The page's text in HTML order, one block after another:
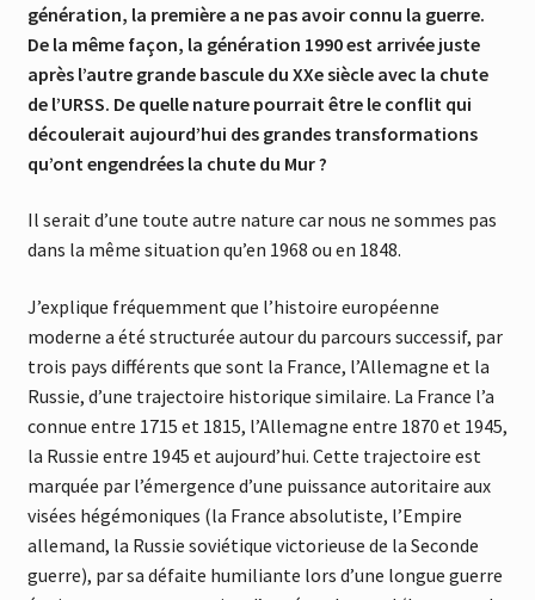
génération, la première a ne pas avoir connu la guerre.
De la même façon, la génération 1990 est arrivée juste
après l’autre grande bascule du XXe siècle avec la chute
de l’URSS. De quelle nature pourrait être le conflit qui
découlerait aujourd’hui des grandes transformations
qu’ont engendrées la chute du Mur ?
Il serait d’une toute autre nature car nous ne sommes pas
dans la même situation qu’en 1968 ou en 1848.
J’explique fréquemment que l’histoire européenne
moderne a été structurée autour du parcours successif, par
trois pays différents que sont la France, l’Allemagne et la
Russie, d’une trajectoire historique similaire. La France l’a
connue entre 1715 et 1815, l’Allemagne entre 1870 et 1945,
la Russie entre 1945 et aujourd’hui. Cette trajectoire est
marquée par l’émergence d’une puissance autoritaire aux
visées hégémoniques (la France absolutiste, l’Empire
allemand, la Russie soviétique victorieuse de la Seconde
guerre), par sa défaite humiliante lors d’une longue guerre